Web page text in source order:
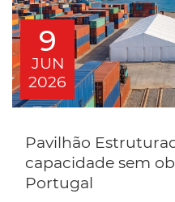
9
JUN
2026
Pavilhão
capacidade sem
Portugal